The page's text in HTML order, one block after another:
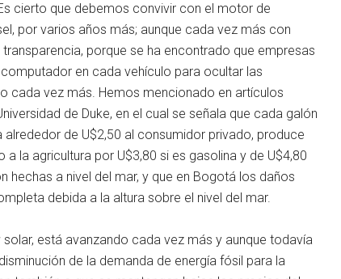
cierto que debemos convivir con el motor de
por varios años más; aunque cada vez más con
porque se ha encontrado que empresas
en cada vehículo para ocultar las
cada vez más. Hemos mencionado en artículos
de Duke, en el cual se señala que cada galón
de U$2,50 al consumidor privado, produce
la agricultura por U$3,80 si es gasolina y de U$4,80
hechas a nivel del mar, y que en Bogotá los daños
debida a la altura sobre el nivel del mar.
está avanzando cada vez más y aunque todavía
de la demanda de energía fósil para la